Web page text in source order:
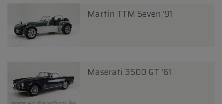
Martin TTM Seven '91
Maserati 3500 GT '61